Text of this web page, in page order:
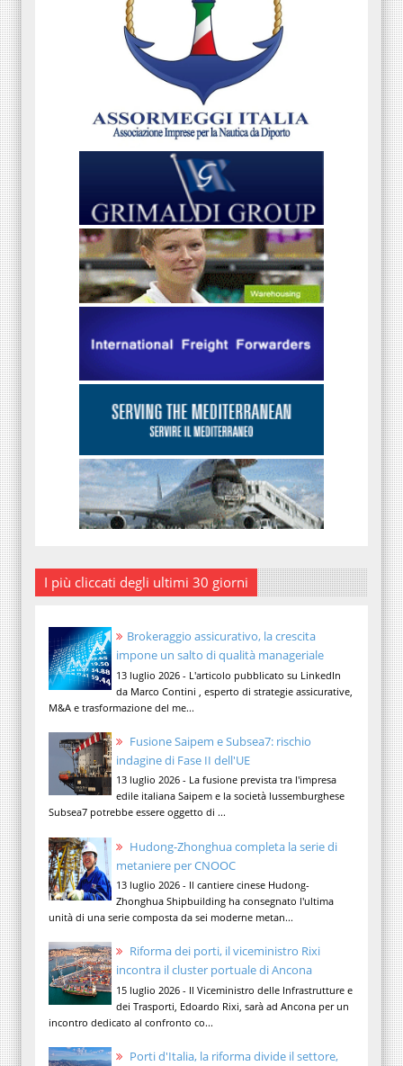
I più cliccati degli ultimi 30 giorni
Brokeraggio assicurativo, la crescita
impone un salto di qualità manageriale
13 luglio 2026 - L'articolo pubblicato su LinkedIn
da Marco Contini , esperto di strategie assicurative,
M&A e trasformazione del me...
Fusione Saipem e Subsea7: rischio
indagine di Fase II dell'UE
13 luglio 2026 - La fusione prevista tra l'impresa
edile italiana Saipem e la società lussemburghese
Subsea7 potrebbe essere oggetto di ...
Hudong-Zhonghua completa la serie di
metaniere per CNOOC
13 luglio 2026 - Il cantiere cinese Hudong-
Zhonghua Shipbuilding ha consegnato l'ultima
unità di una serie composta da sei moderne metan...
Riforma dei porti, il viceministro Rixi
incontra il cluster portuale di Ancona
15 luglio 2026 - Il Viceministro delle Infrastrutture e
dei Trasporti, Edoardo Rixi, sarà ad Ancona per un
incontro dedicato al confronto co...
Porti d'Italia, la riforma divide il settore,